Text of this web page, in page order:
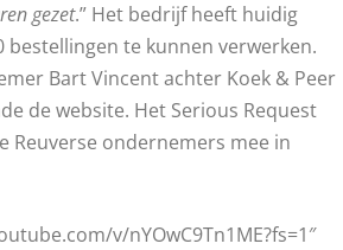
gezet.” Het bedrijf heeft huidig
te kunnen verwerken.
Bart Vincent achter Koek & Peer
de website. Het Serious Request
Reuverse ondernemers mee in
v/nYOwC9Tn1ME?fs=1″